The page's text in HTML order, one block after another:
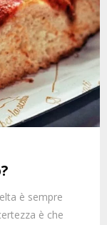
è sempre
è che